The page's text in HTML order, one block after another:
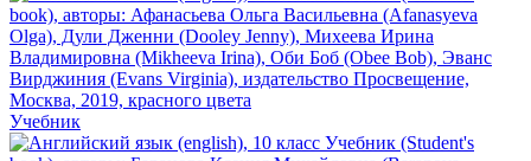
Учебник